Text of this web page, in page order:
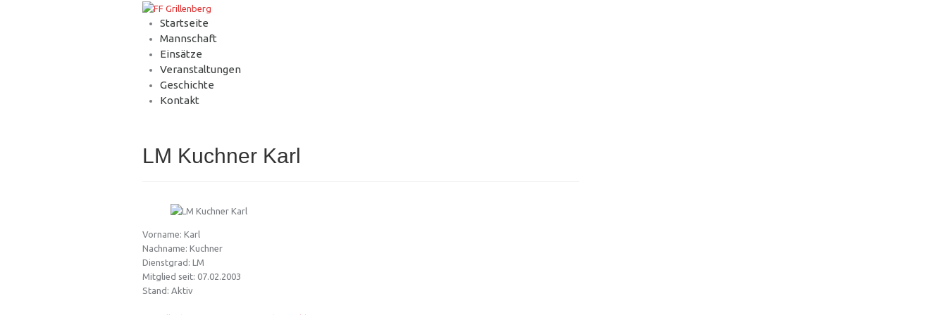
Startseite
Mannschaft
Einsätze
Veranstaltungen
Geschichte
Kontakt
LM Kuchner Karl
Vorname: Karl
Nachname: Kuchner
Dienstgrad: LM
Mitglied seit: 07.02.2003
Stand: Aktiv